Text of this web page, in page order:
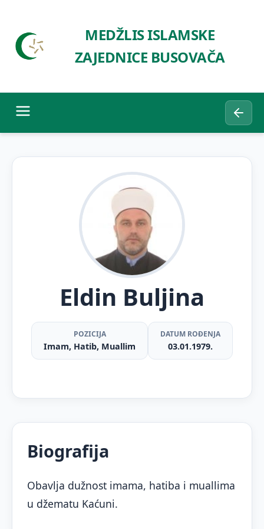
MEDŽLIS ISLAMSKE
ZAJEDNICE BUSOVAČA
Eldin Buljina
POZICIJA
Imam, Hatib, Muallim
DATUM ROĐENJA
03.01.1979.
Biografija
Obavlja dužnost imama, hatiba i muallima
u džematu Kaćuni.